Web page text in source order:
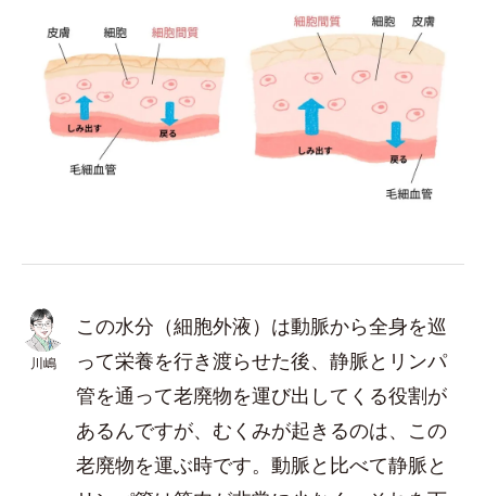
川嶋
この水分（細胞外液）は動脈から全身を巡
って栄養を行き渡らせた後、静脈とリンパ
管を通って老廃物を運び出してくる役割が
あるんですが、むくみが起きるのは、この
老廃物を運ぶ時です。動脈と比べて静脈と